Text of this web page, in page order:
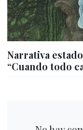
Narrativa
“Cuando todo